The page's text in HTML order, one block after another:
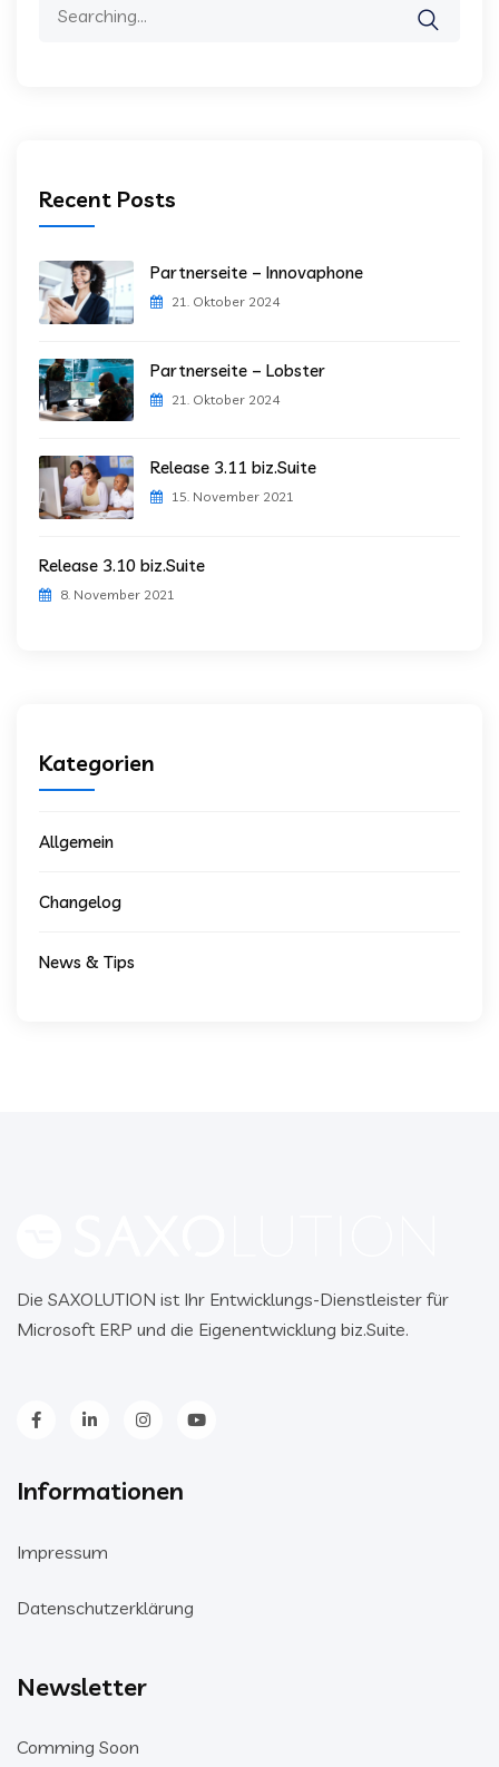
Recent Posts
Partnerseite – Innovaphone
21. Oktober 2024
Partnerseite – Lobster
21. Oktober 2024
Release 3.11 biz.Suite
15. November 2021
Release 3.10 biz.Suite
8. November 2021
Kategorien
Allgemein
Changelog
News & Tips
Die SAXOLUTION ist Ihr Entwicklungs-Dienstleister für
Microsoft ERP und die Eigenentwicklung biz.Suite.
Informationen
Impressum
Datenschutzerklärung
Newsletter
Comming Soon